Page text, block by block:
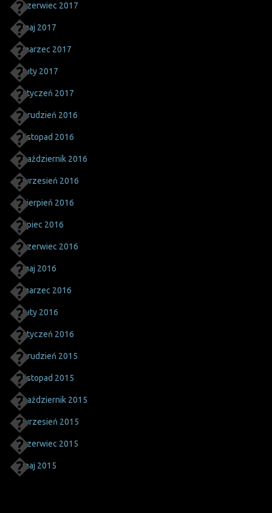
czerwiec 2017
maj 2017
marzec 2017
luty 2017
styczeń 2017
grudzień 2016
listopad 2016
październik 2016
wrzesień 2016
sierpień 2016
lipiec 2016
czerwiec 2016
maj 2016
marzec 2016
luty 2016
styczeń 2016
grudzień 2015
listopad 2015
październik 2015
wrzesień 2015
czerwiec 2015
maj 2015